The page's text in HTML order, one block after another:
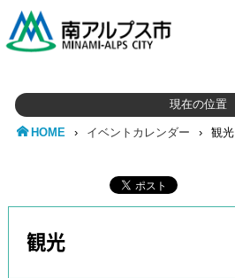
現在の位置
HOME › イベントカレンダー › 観光
観光